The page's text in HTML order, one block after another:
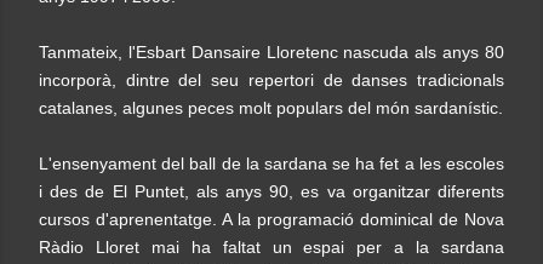
Tanmateix, l'Esbart Dansaire Lloretenc nascuda als anys 80
incorporà, dintre del seu repertori de danses tradicionals
catalanes, algunes peces molt populars del món sardanístic.
L'ensenyament del ball de la sardana se ha fet a les escoles
i des de El Puntet, als anys 90, es va organitzar diferents
cursos d'aprenentatge. A la programació dominical de Nova
Ràdio Lloret mai ha faltat un espai per a la sardana